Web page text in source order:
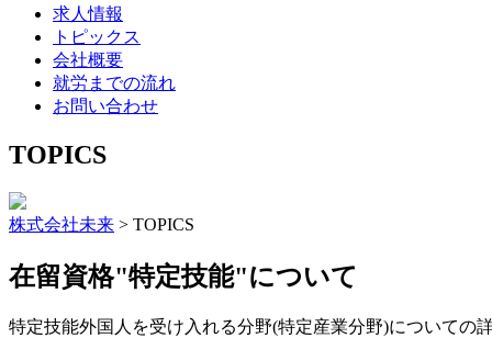
求人情報
トピックス
会社概要
就労までの流れ
お問い合わせ
TOPICS
株式会社未来 > TOPICS
在留資格"特定技能"について
特定技能外国人を受け入れる分野(特定産業分野)についての詳